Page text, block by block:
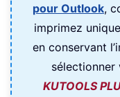
pour Outlook,
imprimez
en conservant
sélectionner
KUTOOLS